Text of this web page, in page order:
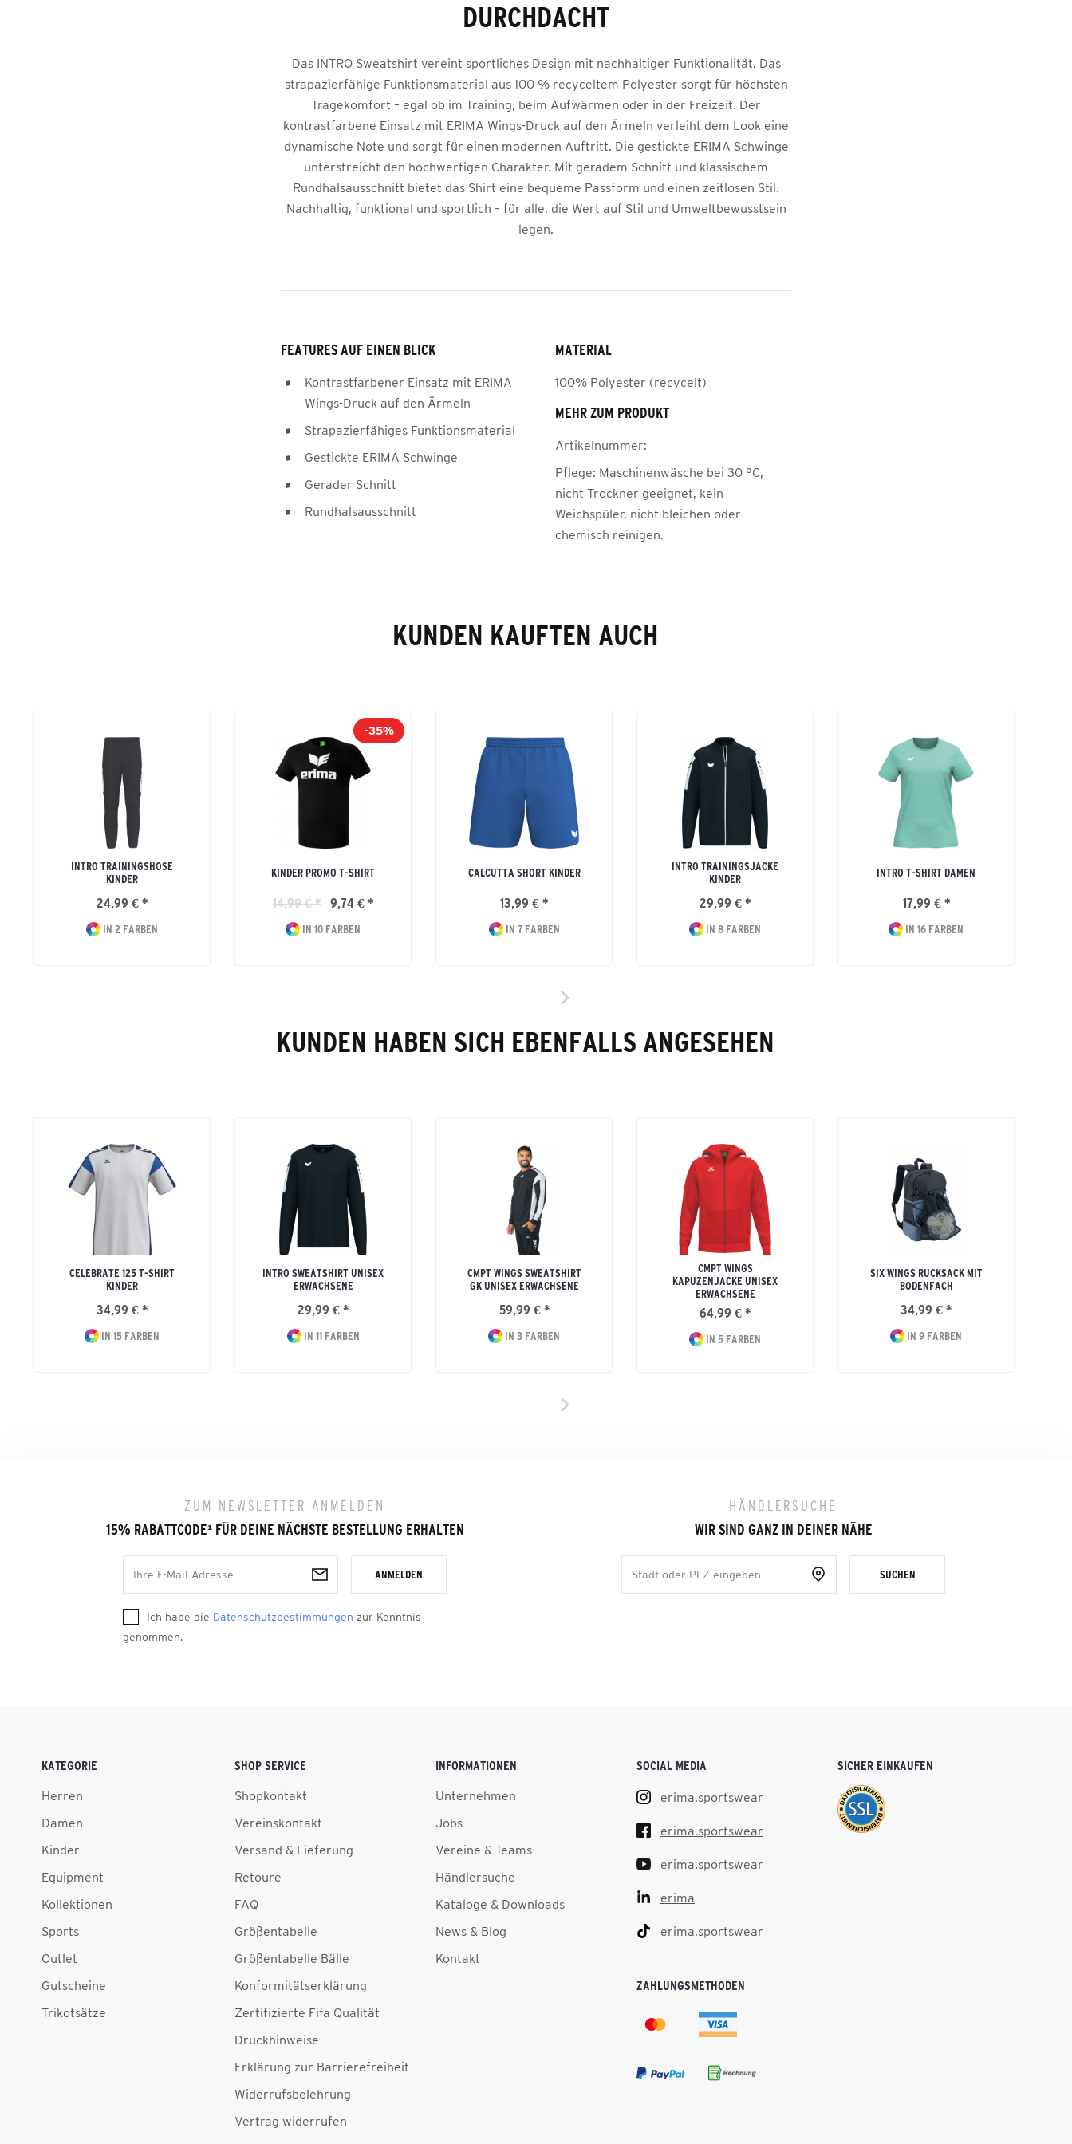
DURCHDACHT
Das INTRO Sweatshirt vereint sportliches Design mit nachhaltiger Funktionalität. Das
strapazierfähige Funktionsmaterial aus 100 % recyceltem Polyester sorgt für höchsten
Tragekomfort – egal ob im Training, beim Aufwärmen oder in der Freizeit. Der
kontrastfarbene Einsatz mit ERIMA Wings-Druck auf den Ärmeln verleiht dem Look eine
dynamische Note und sorgt für einen modernen Auftritt. Die gestickte ERIMA Schwinge
unterstreicht den hochwertigen Charakter. Mit geradem Schnitt und klassischem
Rundhalsausschnitt bietet das Shirt eine bequeme Passform und einen zeitlosen Stil.
Nachhaltig, funktional und sportlich – für alle, die Wert auf Stil und Umweltbewusstsein
legen.
FEATURES AUF EINEN BLICK
Kontrastfarbener Einsatz mit ERIMA
Wings-Druck auf den Ärmeln
Strapazierfähiges Funktionsmaterial
Gestickte ERIMA Schwinge
Gerader Schnitt
Rundhalsausschnitt
MATERIAL
100% Polyester (recycelt)
MEHR ZUM PRODUKT
Artikelnummer:
Pflege: Maschinenwäsche bei 30 °C,
nicht Trockner geeignet, kein
Weichspüler, nicht bleichen oder
chemisch reinigen.
KUNDEN KAUFTEN AUCH
INTRO TRAININGSHOSE
KINDER
24,99 € *
IN 2 FARBEN
-35%
KINDER PROMO T-SHIRT
14,99 € * 9,74 € *
IN 10 FARBEN
CALCUTTA SHORT KINDER
13,99 € *
IN 7 FARBEN
INTRO TRAININGSJACKE
KINDER
29,99 € *
IN 8 FARBEN
INTRO T-SHIRT DAMEN
17,99 € *
IN 16 FARBEN
KUNDEN HABEN SICH EBENFALLS ANGESEHEN
CELEBRATE 125 T-SHIRT
KINDER
34,99 € *
IN 15 FARBEN
INTRO SWEATSHIRT UNISEX
ERWACHSENE
29,99 € *
IN 11 FARBEN
CMPT WINGS SWEATSHIRT
GK UNISEX ERWACHSENE
59,99 € *
IN 3 FARBEN
CMPT WINGS
KAPUZENJACKE UNISEX
ERWACHSENE
64,99 € *
IN 5 FARBEN
SIX WINGS RUCKSACK MIT
BODENFACH
34,99 € *
IN 9 FARBEN
ZUM NEWSLETTER ANMELDEN
15% RABATTCODE¹FÜR DEINE NÄCHSTE BESTELLUNG ERHALTEN
ANMELDEN
Ich habe die Datenschutzbestimmungen zur Kenntnis
genommen.
HÄNDLERSUCHE
WIR SIND GANZ IN DEINER NÄHE
SUCHEN
KATEGORIE
Herren
Damen
Kinder
Equipment
Kollektionen
Sports
Outlet
Gutscheine
Trikotsätze
SHOP SERVICE
Shopkontakt
Vereinskontakt
Versand & Lieferung
Retoure
FAQ
Größentabelle
Größentabelle Bälle
Konformitätserklärung
Zertifizierte Fifa Qualität
Druckhinweise
Erklärung zur Barrierefreiheit
Widerrufsbelehrung
Vertrag widerrufen
INFORMATIONEN
Unternehmen
Jobs
Vereine & Teams
Händlersuche
Kataloge & Downloads
News & Blog
Kontakt
SOCIAL MEDIA
erima.sportswear
erima.sportswear
erima.sportswear
erima
erima.sportswear
ZAHLUNGSMETHODEN
SICHER EINKAUFEN